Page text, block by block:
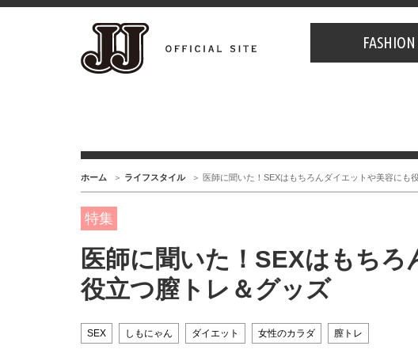
FASHION
ホーム ライフスタイル 医師に聞いた！SEXはもちろんダイエットや美容にも
特集
医師に聞いた！SEXはもち
役立つ膣トレ＆グッズ
SEX しもにゃん ダイエット 女性のカラダ 膣トレ